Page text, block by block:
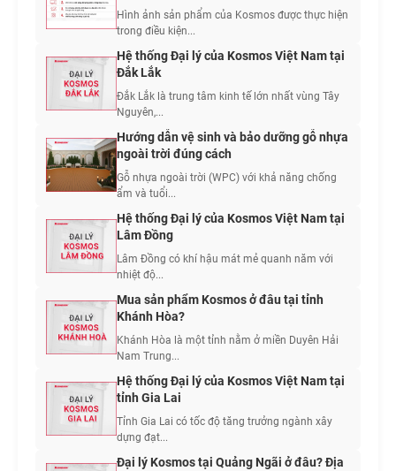
Hình ảnh sản phẩm của Kosmos được thực hiện
trong điều kiện...
Hệ thống Đại lý của Kosmos Việt Nam tại
Đắk Lắk
Đắk Lắk là trung tâm kinh tế lớn nhất vùng Tây
Nguyên,...
Hướng dẫn vệ sinh và bảo dưỡng gỗ nhựa
ngoài trời đúng cách
Gỗ nhựa ngoài trời (WPC) với khả năng chống
ẩm và tuổi...
Hệ thống Đại lý của Kosmos Việt Nam tại
Lâm Đồng
Lâm Đồng có khí hậu mát mẻ quanh năm với
nhiệt độ...
Mua sản phẩm Kosmos ở đâu tại tỉnh
Khánh Hòa?
Khánh Hòa là một tỉnh nằm ở miền Duyên Hải
Nam Trung...
Hệ thống Đại lý của Kosmos Việt Nam tại
tỉnh Gia Lai
Tỉnh Gia Lai có tốc độ tăng trưởng ngành xây
dựng đạt...
Đại lý Kosmos tại Quảng Ngãi ở đâu? Địa